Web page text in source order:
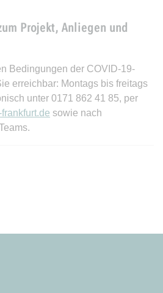
Projekt, Anliegen und
Bedingungen der COVID-19-
erreichbar: Montags bis freitags
unter 0171 862 41 85, per
sowie nach